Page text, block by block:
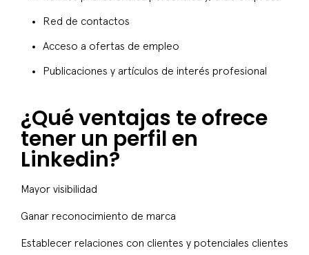
Red de contactos
Acceso a ofertas de empleo
Publicaciones y artículos de interés profesional
¿Qué ventajas te ofrece
tener un perfil en
Linkedin?
Mayor visibilidad
Ganar reconocimiento de marca
Establecer relaciones con clientes y potenciales clientes